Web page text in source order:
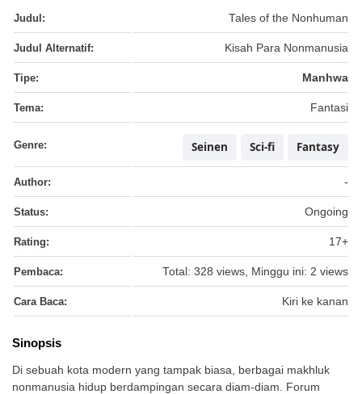
Judul: Tales of the Nonhuman
Judul Alternatif: Kisah Para Nonmanusia
Tipe: Manhwa
Tema: Fantasi
Genre: Fantasy
Sci-fi
Seinen
Author: -
Status: Ongoing
Rating: 17+
Pembaca: Total: 328 views, Minggu ini: 2 views
Cara Baca: Kiri ke kanan
Sinopsis
Di sebuah kota modern yang tampak biasa, berbagai makhluk
nonmanusia hidup berdampingan secara diam-diam. Forum